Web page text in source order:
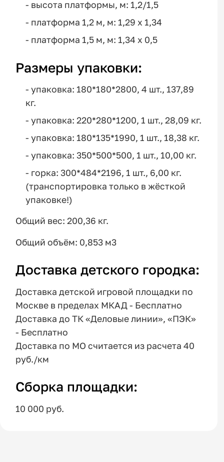
- высота платформы, м: 1,2/1,5
- платформа 1,2 м, м: 1,29 x 1,34
- платформа 1,5 м, м: 1,34 x 0,5
Размеры упаковки:
- упаковка: 180*180*2800, 4 шт., 137,89
кг.
- упаковка: 220*280*1200, 1 шт., 28,09 кг.
- упаковка: 180*135*1990, 1 шт., 18,38 кг.
- упаковка: 350*500*500, 1 шт., 10,00 кг.
- горка: 300*484*2196, 1 шт., 6,00 кг.
(транспортировка только в жёсткой
упаковке!)
Общий вес: 200,36 кг.
Общий объём: 0,853 м3
Доставка детского городка:
Доставка детской игровой площадки по
Москве в пределах МКАД - Бесплатно
Доставка до ТК «Деловые линии», «ПЭК»
- Бесплатно
Доставка по МО считается из расчета 40
руб./км
Сборка площадки:
10 000 руб.